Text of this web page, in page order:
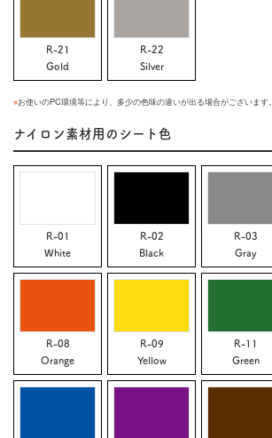
R-21
Gold
R-22
Silver
※お使いのPC環境等により、多少の色味の違いが出る場合がございます。
ナイロン素材用のシート色
R-01
White
R-02
Black
R-03
Gray
R-08
Orange
R-09
Yellow
R-11
Green